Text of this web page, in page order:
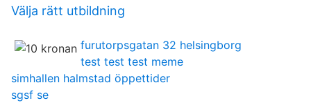
Välja rätt utbildning
furutorpsgatan 32 helsingborg
test test test meme
simhallen halmstad öppettider
sgsf se